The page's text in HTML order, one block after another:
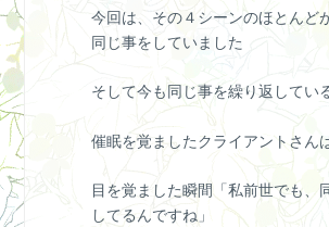
今回は、その４シーンのほとんど
同じ事をしていました
そして今も同じ事を繰り返してい
催眠を覚ましたクライアントさん
目を覚ました瞬間「私前世でも、
してるんですね」